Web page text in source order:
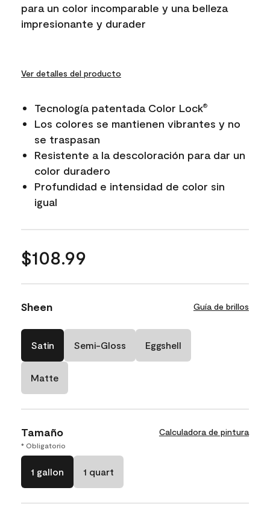
para un color incomparable y una belleza
impresionante y durader
Ver detalles del producto
Tecnología patentada Color Lock®
Los colores se mantienen vibrantes y no
se traspasan
Resistente a la descoloración para dar un
color duradero
Profundidad e intensidad de color sin
igual
$108.99
Sheen Guía de brillos
Satin Semi-Gloss Eggshell
Matte
Tamaño Calculadora de pintura
* Obligatorio
1 gallon 1 quart